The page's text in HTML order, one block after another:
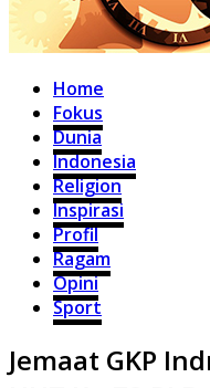
Home
Fokus
Dunia
Indonesia
Religion
Inspirasi
Profil
Ragam
Opini
Sport
Jemaat GKP